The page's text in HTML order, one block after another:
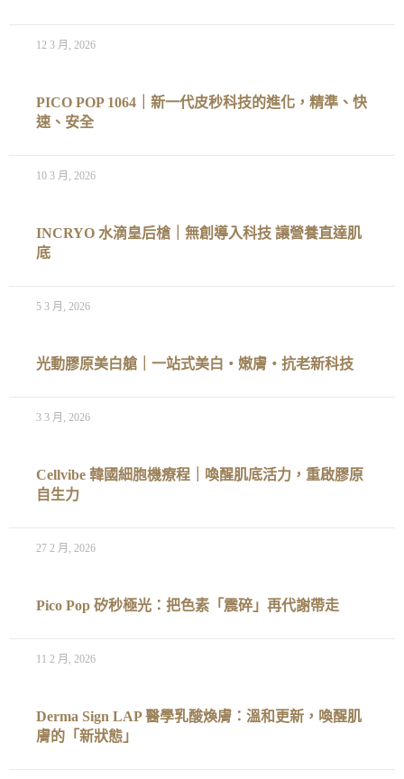
12 3 月, 2026
PICO POP 1064｜新一代皮秒科技的進化，精準、快
速、安全
10 3 月, 2026
INCRYO 水滴皇后槍｜無創導入科技 讓營養直達肌
底
5 3 月, 2026
光動膠原美白艙｜一站式美白‧嫩膚‧抗老新科技
3 3 月, 2026
Cellvibe 韓國細胞機療程｜喚醒肌底活力，重啟膠原
自生力
27 2 月, 2026
Pico Pop 矽秒極光：把色素「震碎」再代謝帶走
11 2 月, 2026
Derma Sign LAP 醫學乳酸煥膚：溫和更新，喚醒肌
膚的「新狀態」